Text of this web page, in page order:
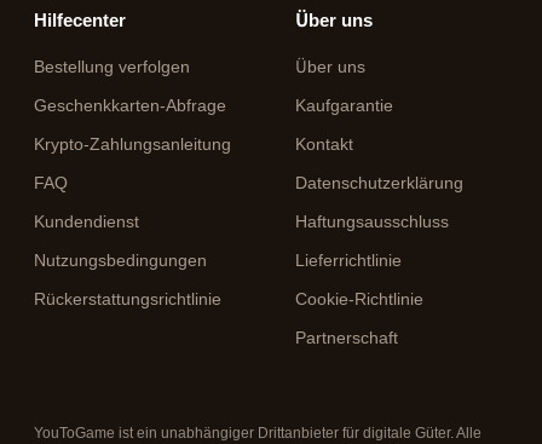
Hilfecenter
Bestellung verfolgen
Geschenkkarten-Abfrage
Krypto-Zahlungsanleitung
FAQ
Kundendienst
Nutzungsbedingungen
Rückerstattungsrichtlinie
Über uns
Über uns
Kaufgarantie
Kontakt
Datenschutzerklärung
Haftungsausschluss
Lieferrichtlinie
Cookie-Richtlinie
Partnerschaft
YouToGame ist ein unabhängiger Drittanbieter für digitale Güter. Alle